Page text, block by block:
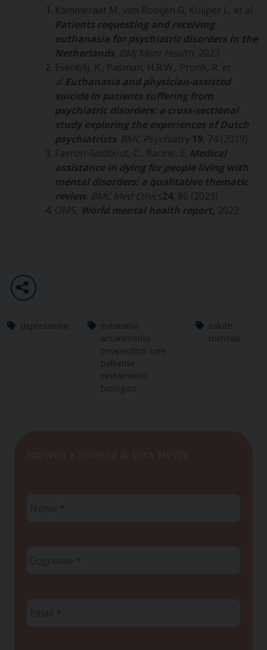
Kammeraat M, van Rooijen G, Kuijper L, et al
Patients requesting and receiving
euthanasia for psychiatric disorders in the
Netherlands, BMJ Ment Health, 2023
Evenblij, K., Pasman, H.R.W., Pronk, R. et
al.Euthanasia and physician-assisted
suicide in patients suffering from
psychiatric disorders: a cross-sectional
study exploring the experiences of Dutch
psychiatrists. BMC Psychiatry 19, 74 (2019).
Favron-Godbout, C., Racine, E. Medical
assistance in dying for people living with
mental disorders: a qualitative thematic
review. BMC Med Ethics24, 86 (2023)
OMS, World mental health report, 2022
depressione
eutanasia
accanimento
terapeutico cure
palliative
testamento
biologico
salute
mentale